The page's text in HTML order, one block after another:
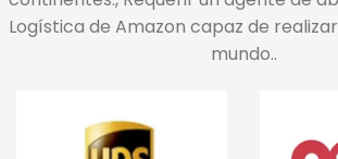
Logística de Amazon capaz de
mundo..